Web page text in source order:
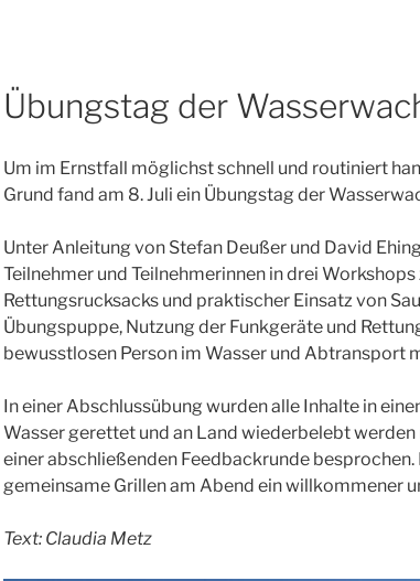
Übungstag der
Um im Ernstfall möglichst schnell und routiniert
Grund fand am 8. Juli ein Übungstag der
Unter Anleitung von Stefan Deußer und David
Teilnehmer und Teilnehmerinnen in drei
Rettungsrucksacks und praktischer Einsatz von
Übungspuppe, Nutzung der Funkgeräte und
bewusstlosen Person im Wasser und Abtransport
In einer Abschlussübung wurden alle Inhalte in
Wasser gerettet und an Land wiederbelebt
einer abschließenden Feedbackrunde
gemeinsame Grillen am Abend ein willkommener
Text: Claudia Metz